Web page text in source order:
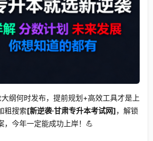
大纲何时发布，提前规划+高效工具才是上
粗搜索[新逆袭·甘肃专升本考试网]，解锁
，今年一定能成功上岸！💪